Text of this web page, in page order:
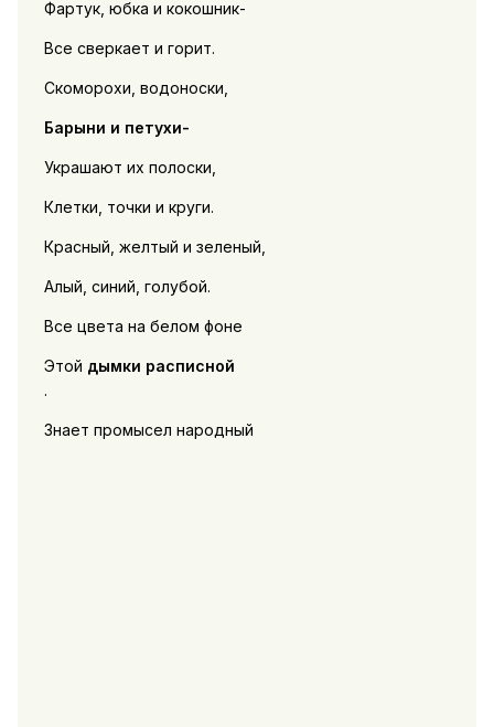
Фартук, юбка и кокошник-
Все сверкает и горит.
Скоморохи, водоноски,
Барыни и петухи-
Украшают их полоски,
Клетки, точки и круги.
Красный, желтый и зеленый,
Алый, синий, голубой.
Все цвета на белом фоне
Этой дымки расписной
.
Знает промысел народный